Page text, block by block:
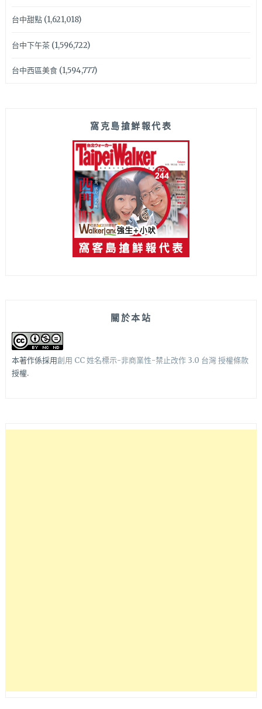
台中甜點(1,621,018)
台中下午茶(1,596,722)
台中西區美食(1,594,777)
窩克島搶鮮報代表
關於本站
本著作係採用創用 CC 姓名標示-非商業性-禁止改作 3.0 台灣 授權條款
授權.